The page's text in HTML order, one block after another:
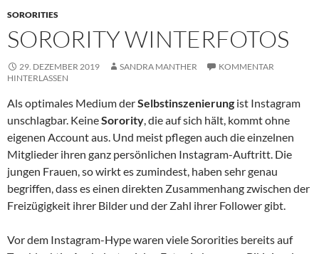
SORORITIES
SORORITY WINTERFOTOS
29. DEZEMBER 2019 SANDRA MANTHER
KOMMENTAR
HINTERLASSEN
Als optimales Medium derSelbstinszenierung ist Instagram
unschlagbar. KeineSorority, die auf sich hält, kommt ohne
eigenen Account aus. Und meist pflegen auch die einzelnen
Mitglieder ihren ganz persönlichen Instagram-Auftritt. Die
jungen Frauen, so wirkt es zumindest, haben sehr genau
begriffen, dass es einen direkten Zusammenhang zwischen der
Freizügigkeit ihrer Bilder und der Zahl ihrer Follower gibt.
Vor dem Instagram-Hype waren viele Sororities bereits auf